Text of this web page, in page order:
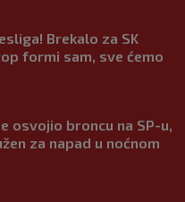
Brekalo za SK
formi sam, sve ćemo
osvojio broncu na SP-u,
za napad u noćnom